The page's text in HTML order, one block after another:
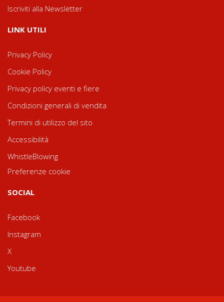
Iscriviti alla Newsletter
LINK UTILI
Privacy Policy
Cookie Policy
Privacy policy eventi e fiere
Condizioni generali di vendita
Termini di utilizzo del sito
Accessibilità
WhistleBlowing
Preferenze cookie
SOCIAL
Facebook
Instagram
X
Youtube